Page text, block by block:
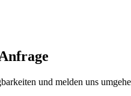
und melden uns